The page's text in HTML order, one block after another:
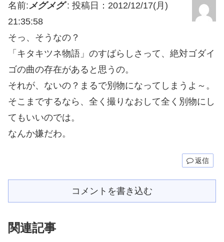
名前:メグメグ: 投稿日：2012/12/17(月)
21:35:58
そっ、そうなの？
「キタキツネ物語」のすばらしさって、絶対ゴダイ
ゴの曲の存在があると思うの。
それが、ないの？まるで別物になってしまうよ～。
そこまでするなら、全く撮りなおして全く別物にし
てもいいのでは。
なんか嫌だわ。
返信
コメントを書き込む
関連記事